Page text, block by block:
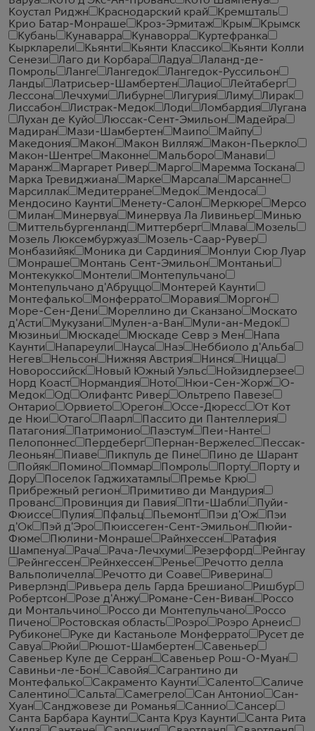
Коустал Риджн
Краснодарский край
Кремшталь
Крио Батар-Монраше
Кроз-Эрмитаж Крым
Крымск
Кубань
Кунаварра Кунаворра
Куртефранка
Кыркларели
Кьянти Кьянти Классико
Кьянти Колли
Сенези
Лаго ди Корбара Ладуа
Лаланд-де-
Помроль
Ланге Лангедок
Лангедок-Руссильон
Ланды
Латрисьер-Шамбертен Лацио
Лейтаберг
Лессона
Лечхуми Либурне Лигурия Лиму
Лирак
Лиссабон
Листрак-Медок Лоди Ломбардия
Лугана
Лухан де Куйо
Люссак-Сент-Эмильон
Мадейра
Мадиран
Мази-Шамбертен Маипо
Майпу
Македония
Макон Макон Вилляж
Макон-Пьеркло
Макон-Шентре
Маконне Мальборо
Манави
Маранж
Маргарет Ривер Марго
Маремма Тоскана
Марка Тревиджиана
Марке Марсала
Марсанне
Марсиллак
Медитерране Медок
Мендоса
Мендосино Каунти
Менету-Салон Меркюре
Мерсо
Милан
Минервуа Минервуа Ла Ливиньер
Минью
Миттельбургенланд
Миттерберг Млава
Мозель
Мозель Люксембуржуаз
Мозель-Саар-Рувер
Монбазийяк
Моника ди Сардиния
Монлуи Сюр Луар
Монраше
Монтань Сент-Эмильон
Монтаньи
Монтекукко
Монтели
Монтепульчано
Монтепульчано д'Абруццо
Монтерей Каунти
Монтефалько
Монферрато Моравия
Моргон
Море-Сен-Дени
Мореллино ди Сканзано
Москато
д'Асти
Мукузани Мулен-а-Ван
Мули-ан-Медок
Мюзиньи
Мюскаде Мюскаде Севр э Мен
Напа
Каунти
Напареули Науса Наэ
Неббиоло д'Альба
Негев
Нельсон Нижняя Австрия Нинся
Ницца
Новороссийск
Новый Южный Уэльс
Нойзидлерзее
Норд Коаст
Нормандия Ното Нюи-Сен-Жорж
О-
Медок
Од Олифантс Ривер
Ольтрепо Павезе
Онтарио
Орвието Орегон Оссе-Дюресс
От Кот
де Нюи
Отаго Паарл
Пассито ди Пантеллерия
Патагония
Патримонио Паэстум
Пеи-Нанте
Пелопоннес
Пердеберг Пернан-Вержелес
Пессак-
Леоньян
Пиаве Пикпуль де Пине
Пино де Шарант
Пойяк
Помино Поммар Помроль Порту
Порту и
Дору
Поселок Гаджихатамлы
Премье Крю
Прибрежный регион
Примитиво ди Мандурия
Прованс
Провинция ди Павия Пти-Шабли
Пуйи-
Фюиссе
Пулия Пфальц Пьемонт Пэи д'Ож
Пэи
д'Ок
Пэй д'Эро Пюиссеген-Сент-Эмильон
Пюйи-
Фюме
Пюлини-Монраше Райнхессен
Ратафия
Шампенуа
Рача Рача-Лечхуми Резерфорд
Рейнгау
Рейнгессен
Рейнхессен Ренье
Речотто делла
Вальполичелла
Речотто ди Соаве
Риверина
Риверлэнд
Ривьера дель Гарда Брешиано
Ришбур
Робертсон
Розе д'Анжу Романе-Сен-Виван
Россо
ди Монтальчино
Россо ди Монтепульчано
Россо
Пичено
Ростовская область Роэро
Роэро Арнеис
Рубиконе
Руке ди Кастаньоле Монферрато
Русет де
Савуа
Рюйи Рюшот-Шамбертен
Савеньер
Савеньер Куле де Серран
Савеньер Рош-О-Муан
Савиньи-ле-Бон
Савойя
Сагрантино ди
Монтефалько
Сакраменто Каунти Саленто
Саличе
Салентино
Сальта Самегрело Сан Антонио
Сан-
Хуан
Санджовезе ди Романья Саннио
Сансер
Санта Барбара Каунти
Санта Круз Каунти
Санта Рита